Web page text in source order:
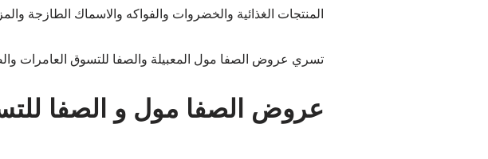
المنتجات الغذائية والخضروات والفواكه والاسماك الطازجة
تسري عروض الصفا مول المعبيلة والصفا للتسوق العامرات والصفا اكسبريس
عروض الصفا مول و الصفا